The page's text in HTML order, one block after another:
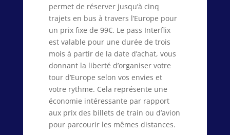
permet de réserver jusqu’à cinq
trajets en bus à travers l’Europe pour
un prix fixe de 99€. Le pass Interflix
est valable pour une durée de trois
mois à partir de la date d’achat, vous
donnant la liberté d’organiser votre
tour d’Europe selon vos envies et
votre rythme. Cela représente une
économie intéressante par rapport
aux prix des billets de train ou d’avion
pour parcourir les mêmes distances.